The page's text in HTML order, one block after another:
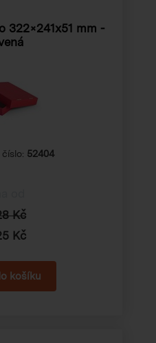
322×241x51 mm -
52404
Kč
Kč